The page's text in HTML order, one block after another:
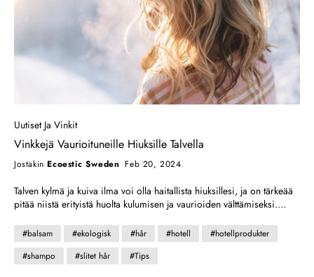
Uutiset Ja Vinkit
Vinkkejä Vaurioituneille Hiuksille Talvella
JostakinEcoestic Sweden Feb 20, 2024
Talven kylmä ja kuiva ilma voi olla haitallista hiuksillesi, ja on tärkeää
pitää niistä erityistä huolta kulumisen ja vaurioiden välttämiseksi.
hoitoon talvikuukausina:
#balsam #ekologisk #hår #hotell
#hotellprodukter
#shampo
#slitet hår #Tips